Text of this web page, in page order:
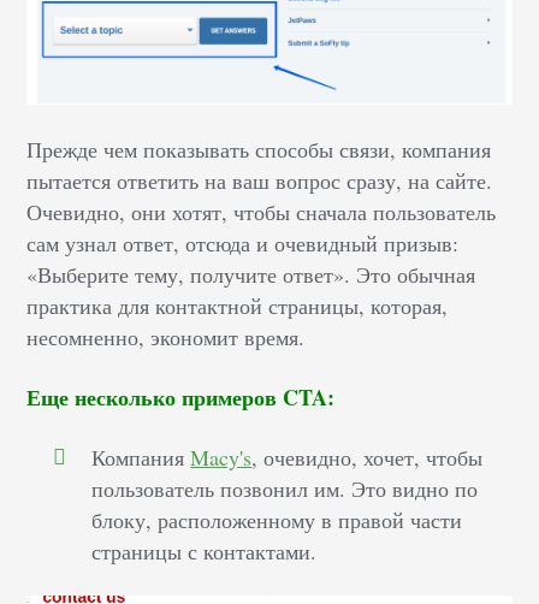
Прежде чем показывать способы связи, компания
пытается ответить на ваш вопрос сразу, на сайте.
Очевидно, они хотят, чтобы сначала пользователь
сам узнал ответ, отсюда и очевидный призыв:
«Выберите тему, получите ответ». Это обычная
практика для контактной страницы, которая,
несомненно, экономит время.
Еще несколько примеров CTA:
КомпанияMacy's, очевидно, хочет, чтобы
пользователь позвонил им. Это видно по
блоку, расположенному в правой части
страницы с контактами.